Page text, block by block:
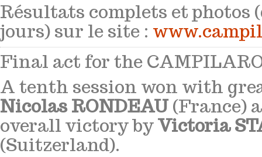
Résultats complets et photos
jours) sur le site :
Final act for the CAMPILARO
A tenth session won with
Nicolas RONDEAU(France)
overall victory byVictoria
(Suitzerland).